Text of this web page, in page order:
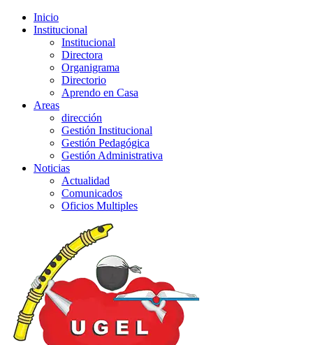
Inicio
Institucional
Institucional
Directora
Organigrama
Directorio
Aprendo en Casa
Areas
dirección
Gestión Institucional
Gestión Pedagógica
Gestión Administrativa
Noticias
Actualidad
Comunicados
Oficios Multiples